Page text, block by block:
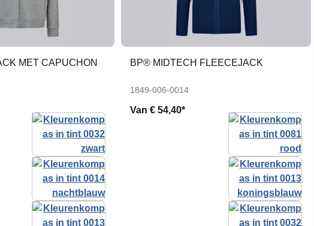
MET CAPUCHON BP® MIDTECH FLEECEJACK
1849-006-0014
Van€ 54,40*